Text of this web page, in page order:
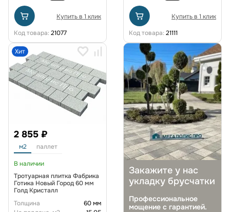
Купить в 1 клик
Код товара: 21077
Купить в 1 клик
Код товара: 21111
Хит
2 855 ₽
м2 паллет
В наличии
Тротуарная плитка Фабрика
Готика Новый Город 60 мм
Голд Кристалл
Толщина
60 мм
Закажите у нас
укладку брусчатки
Профессиональное
мощение с гарантией.